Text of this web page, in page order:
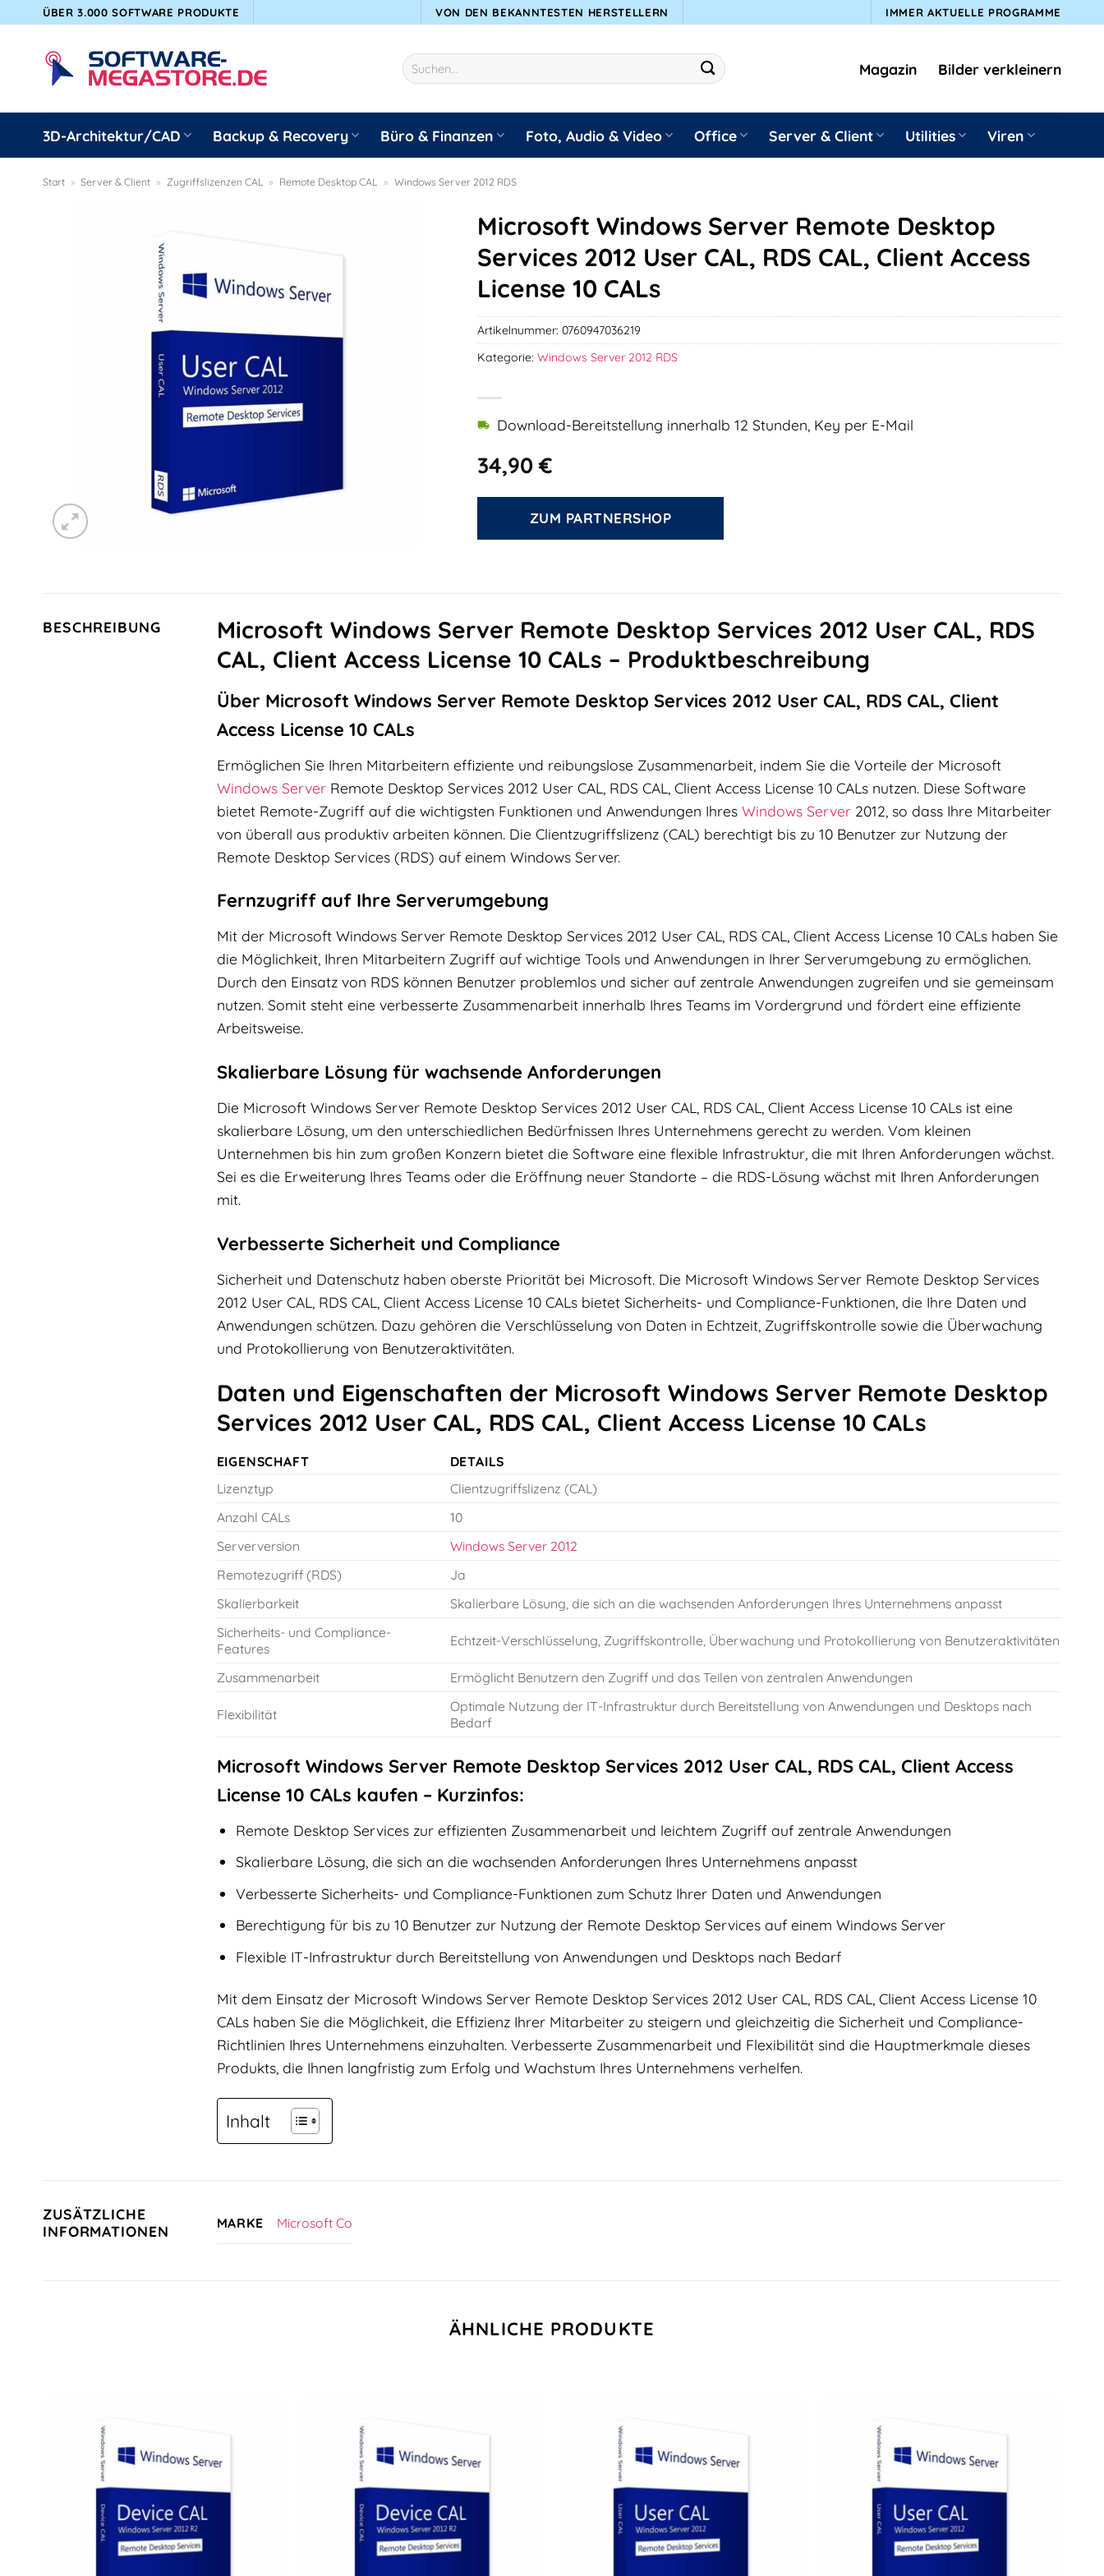
springen
ÜBER 3.000 SOFTWARE PRODUKTE VON DEN BEKANNTESTEN HERSTELLERN IMMER AKTUELLE PROGRAMME
Suchen
nach:
Magazin Bilder verkleinern
3D-Architektur/CAD Backup & Recovery Büro & Finanzen Foto, Audio & Video Office Server & Client Utilities Viren
Start » Server & Client » Zugriffslizenzen CAL » Remote Desktop CAL » Windows Server 2012 RDS
Microsoft Windows Server Remote Desktop
Services 2012 User CAL, RDS CAL, Client Access
License 10 CALs
34,90€
Download-Bereitstellung innerhalb 12 Stunden, Key per E-Mail
ZUM PARTNERSHOP
Artikelnummer:0760947036219
Kategorie:Windows Server 2012 RDS
BESCHREIBUNG
Microsoft Windows Server Remote Desktop Services 2012 User CAL, RDS
CAL, Client Access License 10 CALs – Produktbeschreibung
Über Microsoft Windows Server Remote Desktop Services 2012 User CAL, RDS CAL, Client
Access License 10 CALs
Ermöglichen Sie Ihren Mitarbeitern effiziente und reibungslose Zusammenarbeit, indem Sie die Vorteile der Microsoft
Windows ServerRemote Desktop Services 2012 User CAL, RDS CAL, Client Access License 10 CALs nutzen. Diese Software
bietet Remote-Zugriff auf die wichtigsten Funktionen und Anwendungen Ihres Windows Server2012, so dass Ihre Mitarbeiter
von überall aus produktiv arbeiten können. Die Clientzugriffslizenz (CAL) berechtigt bis zu 10 Benutzer zur Nutzung der
Remote Desktop Services (RDS) auf einem Windows Server.
Fernzugriff auf Ihre Serverumgebung
Mit der Microsoft Windows Server Remote Desktop Services 2012 User CAL, RDS CAL, Client Access License 10 CALs haben Sie
die Möglichkeit, Ihren Mitarbeitern Zugriff auf wichtige Tools und Anwendungen in Ihrer Serverumgebung zu ermöglichen.
Durch den Einsatz von RDS können Benutzer problemlos und sicher auf zentrale Anwendungen zugreifen und sie gemeinsam
nutzen. Somit steht eine verbesserte Zusammenarbeit innerhalb Ihres Teams im Vordergrund und fördert eine effiziente
Arbeitsweise.
Skalierbare Lösung für wachsende Anforderungen
Die Microsoft Windows Server Remote Desktop Services 2012 User CAL, RDS CAL, Client Access License 10 CALs ist eine
skalierbare Lösung, um den unterschiedlichen Bedürfnissen Ihres Unternehmens gerecht zu werden. Vom kleinen
Unternehmen bis hin zum großen Konzern bietet die Software eine flexible Infrastruktur, die mit Ihren Anforderungen wächst.
Sei es die Erweiterung Ihres Teams oder die Eröffnung neuer Standorte – die RDS-Lösung wächst mit Ihren Anforderungen
mit.
Verbesserte Sicherheit und Compliance
Sicherheit und Datenschutz haben oberste Priorität bei Microsoft. Die Microsoft Windows Server Remote Desktop Services
2012 User CAL, RDS CAL, Client Access License 10 CALs bietet Sicherheits- und Compliance-Funktionen, die Ihre Daten und
Anwendungen schützen. Dazu gehören die Verschlüsselung von Daten in Echtzeit, Zugriffskontrolle sowie die Überwachung
und Protokollierung von Benutzeraktivitäten.
Daten und Eigenschaften der Microsoft Windows Server Remote Desktop
Services 2012 User CAL, RDS CAL, Client Access License 10 CALs
EIGENSCHAFT
DETAILS
Lizenztyp
Clientzugriffslizenz (CAL)
Anzahl CALs
10
Serverversion
Windows Server 2012
Remotezugriff (RDS)
Ja
Skalierbarkeit
Skalierbare Lösung, die sich an die wachsenden Anforderungen Ihres Unternehmens anpasst
Sicherheits- und Compliance-
Features
Echtzeit-Verschlüsselung, Zugriffskontrolle, Überwachung und Protokollierung von Benutzeraktivitäten
Zusammenarbeit Ermöglicht Benutzern den Zugriff und das Teilen von zentralen Anwendungen
Flexibilität
Optimale Nutzung der IT-Infrastruktur durch Bereitstellung von Anwendungen und Desktops nach
Bedarf
Microsoft Windows Server Remote Desktop Services 2012 User CAL, RDS CAL, Client Access
License 10 CALs kaufen – Kurzinfos:
Remote Desktop Services zur effizienten Zusammenarbeit und leichtem Zugriff auf zentrale Anwendungen
Skalierbare Lösung, die sich an die wachsenden Anforderungen Ihres Unternehmens anpasst
Verbesserte Sicherheits- und Compliance-Funktionen zum Schutz Ihrer Daten und Anwendungen
Berechtigung für bis zu 10 Benutzer zur Nutzung der Remote Desktop Services auf einem Windows Server
Flexible IT-Infrastruktur durch Bereitstellung von Anwendungen und Desktops nach Bedarf
Mit dem Einsatz der Microsoft Windows Server Remote Desktop Services 2012 User CAL, RDS CAL, Client Access License 10
CALs haben Sie die Möglichkeit, die Effizienz Ihrer Mitarbeiter zu steigern und gleichzeitig die Sicherheit und Compliance-
Richtlinien Ihres Unternehmens einzuhalten. Verbesserte Zusammenarbeit und Flexibilität sind die Hauptmerkmale dieses
Produkts, die Ihnen langfristig zum Erfolg und Wachstum Ihres Unternehmens verhelfen.
Inhalt
ZUSÄTZLICHE
INFORMATIONEN
MARKE Microsoft Co
ÄHNLICHE PRODUKTE